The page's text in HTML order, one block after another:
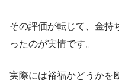
その評価が転じて、金持
ったのが実情です。
実際には裕福かどうかを